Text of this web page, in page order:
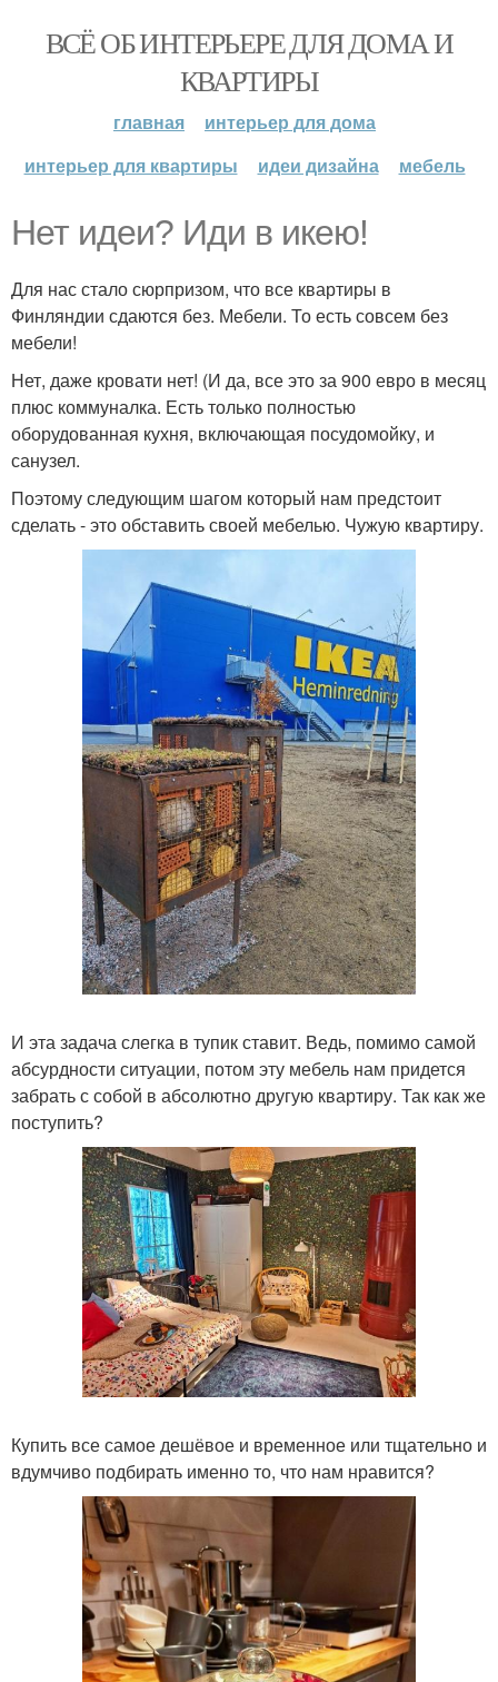
ВСЁ ОБ ИНТЕРЬЕРЕ ДЛЯ ДОМА И
КВАРТИРЫ
главная
интерьер для дома
интерьер для квартиры
идеи дизайна мебель
Нет идеи? Иди в икею!
Для нас стало сюрпризом, что все квартиры в
Финляндии сдаются без. Мебели. То есть совсем без
мебели!
Нет, даже кровати нет! (И да, все это за 900 евро в месяц
плюс коммуналка. Есть только полностью
оборудованная кухня, включающая посудомойку, и
санузел.
Поэтому следующим шагом который нам предстоит
сделать - это обставить своей мебелью. Чужую квартиру.
И эта задача слегка в тупик ставит. Ведь, помимо самой
абсурдности ситуации, потом эту мебель нам придется
забрать с собой в абсолютно другую квартиру. Так как же
поступить?
Купить все самое дешёвое и временное или тщательно и
вдумчиво подбирать именно то, что нам нравится?